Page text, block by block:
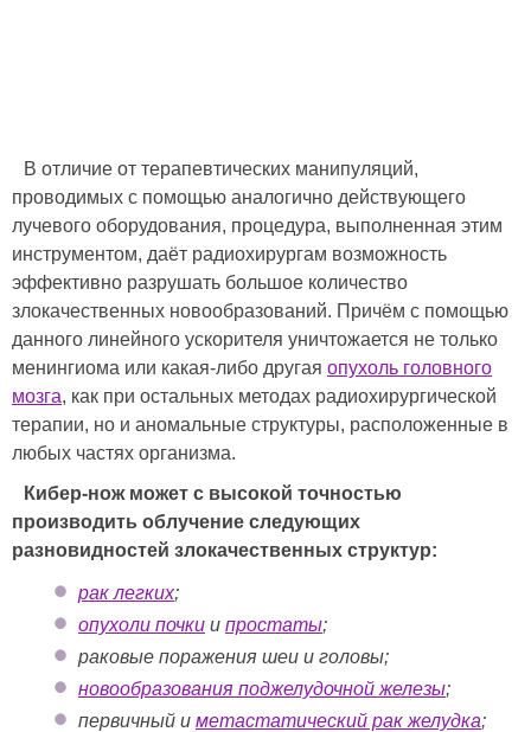
В отличие от терапевтических манипуляций,
проводимых с помощью аналогично действующего
лучевого оборудования, процедура, выполненная этим
инструментом, даёт радиохирургам возможность
эффективно разрушать большое количество
злокачественных новообразований. Причём с помощью
данного линейного ускорителя уничтожается не только
менингиома или какая-либо другая опухоль головного
мозга, как при остальных методах радиохирургической
терапии, но и аномальные структуры, расположенные в
любых частях организма.
Кибер-нож может с высокой точностью
производить облучение следующих
разновидностей злокачественных структур:
рак легких;
опухоли почки и простаты;
раковые поражения шеи и головы;
новообразования поджелудочной железы;
первичный и метастатический рак желудка;